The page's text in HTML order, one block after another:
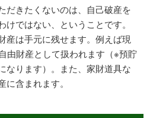
だきたくないのは、自己破産を
ではない、ということです。
産は手元に残せます。例えば現
由財産として扱われます（※預貯
なります）。また、家財道具な
含まれます。